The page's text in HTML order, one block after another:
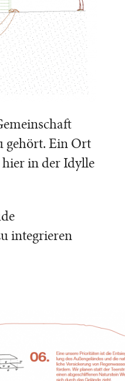
gehört. Ein Ort
hier in der Idylle
integrieren